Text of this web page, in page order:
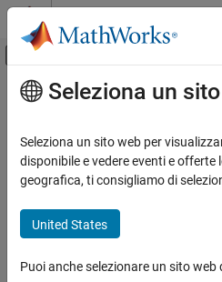
Vai al contenuto
Attiva/disattiva
Risorsa
Stato
Contenuto principale
Seleziona un
Seleziona un sito web per
disponibile e vedere eventi e offerte
geografica, ti consigliamo di
United States
Puoi anche selezionare un sito web